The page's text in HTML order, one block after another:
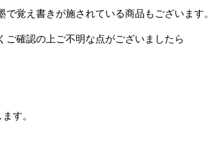
覚え書きが施されている商品もございます。
確認の上ご不明な点がございましたら
す。